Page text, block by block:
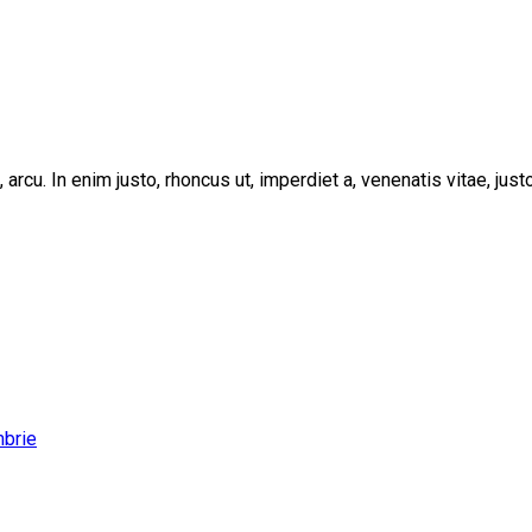
In enim justo, rhoncus ut, imperdiet a, venenatis vitae,